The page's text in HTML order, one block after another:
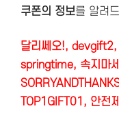
쿠폰의 정보를 알려
달리쎄오!,
springtime, 속지마
TOP1GIFT01, 안